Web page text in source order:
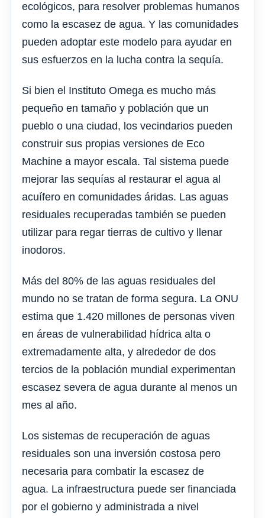
ecológicos, para resolver problemas humanos
como la escasez de agua. Y las comunidades
pueden adoptar este modelo para ayudar en
sus esfuerzos en la lucha contra la sequía.
Si bien el Instituto Omega es mucho más
pequeño en tamaño y población que un
pueblo o una ciudad, los vecindarios pueden
construir sus propias versiones de Eco
Machine a mayor escala. Tal sistema puede
mejorar las sequías al restaurar el agua al
acuífero en comunidades áridas. Las aguas
residuales recuperadas también se pueden
utilizar para regar tierras de cultivo y llenar
inodoros.
Más del 80% de las aguas residuales del
mundo no se tratan de forma segura. La ONU
estima que 1.420 millones de personas viven
en áreas de vulnerabilidad hídrica alta o
extremadamente alta, y alrededor de dos
tercios de la población mundial experimentan
escasez severa de agua durante al menos un
mes al año.
Los sistemas de recuperación de aguas
residuales son una inversión costosa pero
necesaria para combatir la escasez de
agua. La infraestructura puede ser financiada
por el gobierno y administrada a nivel